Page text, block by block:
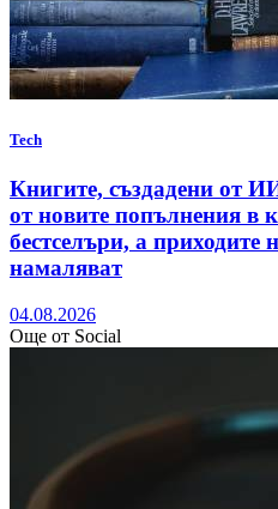
Tech
Книгите, създадени от
от новите попълнения в
бестселъри, а приходите
намаляват
04.08.2026
Още от Social